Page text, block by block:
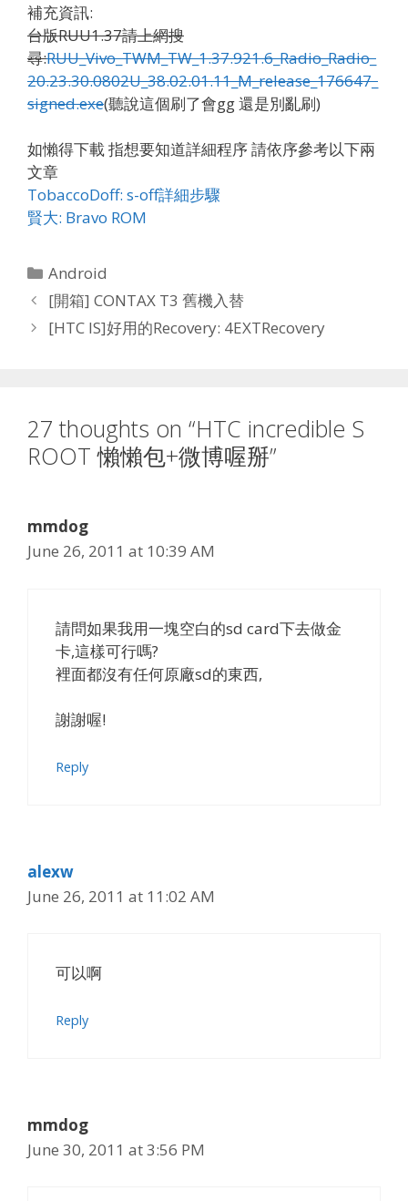
補充資訊:
台版RUU1.37請上網搜
尋:RUU_Vivo_TWM_TW_1.37.921.6_Radio_Radio_
20.23.30.0802U_38.02.01.11_M_release_176647_
signed.exe(聽說這個刷了會gg 還是別亂刷)
如懶得下載 指想要知道詳細程序 請依序參考以下兩
文章
TobaccoDoff: s-off詳細步驟
賢大: Bravo ROM
Categories
Android
[開箱] CONTAX T3 舊機入替
[HTC IS]好用的Recovery: 4EXTRecovery
27 thoughts on “HTC incredible S
ROOT 懶懶包+微博喔掰”
mmdog
June 26, 2011 at 10:39 AM
請問如果我用一塊空白的sd card下去做金
卡,這樣可行嗎?
裡面都沒有任何原廠sd的東西,
謝謝喔!
Reply
alexw
June 26, 2011 at 11:02 AM
可以啊
Reply
mmdog
June 30, 2011 at 3:56 PM